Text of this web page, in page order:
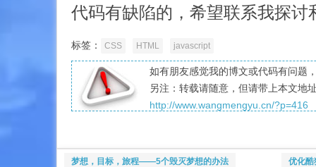
代码有缺陷的，希望联系我探讨
标签： CSS HTML javascript
如有朋友感觉我的博文或代码有问题
另注：转载请随意，但请带上本文地
http://www.wangmengyu.cn/?p=416
梦想，目标，旅程——5个毁灭梦想的办法
优化